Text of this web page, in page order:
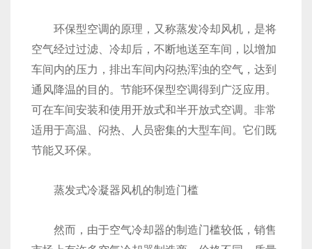
环保型空调的原理，又称蒸发冷却风机，是将
空气经过过滤、冷却后，不断地送至车间，以增加
车间内的压力，排出车间内闷热浑浊的空气，达到
通风降温的目的。节能环保型空调得到广泛应用。
可在车间安装和使用开放式和半开放式空调。非常
适用于高温、闷热、人员密集的大型车间。它们既
节能又环保。
蒸发式冷凝器风机的制造门槛
然而，由于空气冷却器的制造门槛较低，销售